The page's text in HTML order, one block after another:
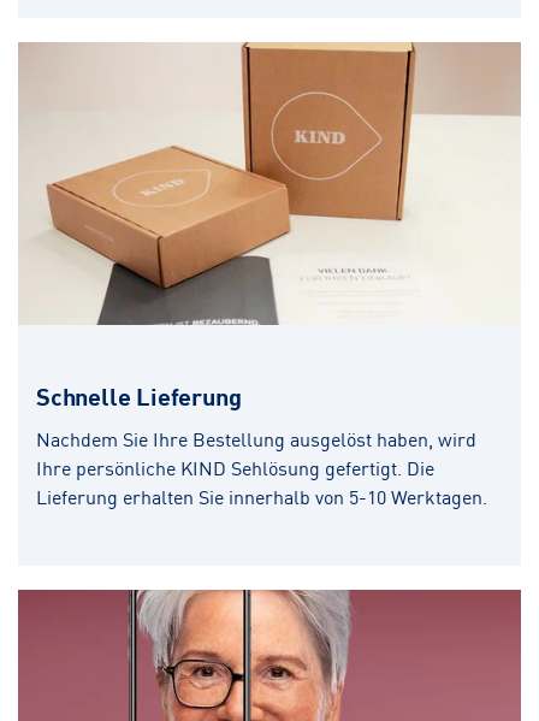
Schnelle Lieferung
Nachdem Sie Ihre Bestellung ausgelöst haben, wird
Ihre persönliche KIND Sehlösung gefertigt. Die
Lieferung erhalten Sie innerhalb von 5-10 Werktagen.